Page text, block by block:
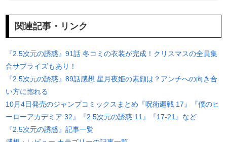
関連記事・リンク
『2.5次元の誘惑』91話 冬コミの衣装が完成！クリスマスの全員集
合サプライズもあり！
『2.5次元の誘惑』89話感想 星月夜姫の素顔は？アンチへの向き合
い方に惚れる
10月4日発売のジャンプコミックスまとめ『呪術廻戦 17』『僕のヒ
ーローアカデミア 32』『2.5次元の誘惑 11』『17-21』など
『2.5次元の誘惑』記事一覧